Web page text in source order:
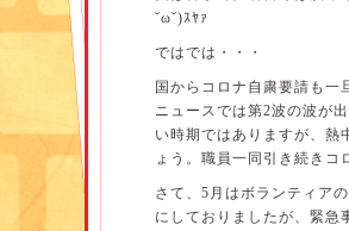
お楽しみに(*^^)v
★6月の統一メニュー★
˘ω˘)ｽﾔｧ
ではでは・・・
国からコロナ自粛要請も一
ニュースでは第2波の波が
い時期ではありますが、熱
ょう。職員一同引き続きコ
さて、5月はボランティア
にしておりましたが、緊急